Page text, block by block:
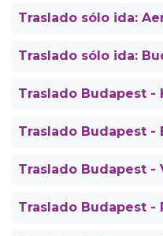
Traslado sólo ida:
Traslado sólo ida:
Traslado Budapest -
Traslado Budapest -
Traslado Budapest -
Traslado Budapest -